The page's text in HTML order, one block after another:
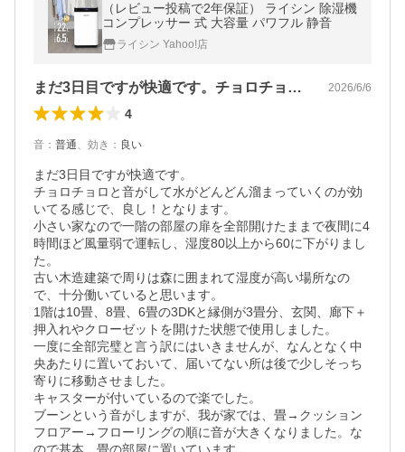
（レビュー投稿で2年保証） ライシン 除湿機
コンプレッサー 式 大容量 パワフル 静音
ライシン Yahoo!店
まだ3日目ですが快適です。チョロチョロ… 2026/6/6
4
音 ： 普通、 効き ： 良い
まだ3日目ですが快適です。
チョロチョロと音がして水がどんどん溜まっていくのが効
いてる感じで、良し！となります。
小さい家なので一階の部屋の扉を全部開けたままで夜間に4
時間ほど風量弱で運転し、湿度80以上から60に下がりまし
た。
古い木造建築で周りは森に囲まれて湿度が高い場所なの
で、十分働いていると思います。
1階は10畳、8畳、6畳の3DKと縁側が3畳分、玄関、廊下＋
押入れやクローゼットを開けた状態で使用しました。
一度に全部完璧と言う訳にはいきませんが、なんとなく中
央あたりに置いておいて、届いてない所は後で少しそっち
寄りに移動させました。
キャスターが付いているので楽でした。
ブーンという音がしますが、我が家では、畳→クッション
フロアー→フローリングの順に音が大きくなりました。な